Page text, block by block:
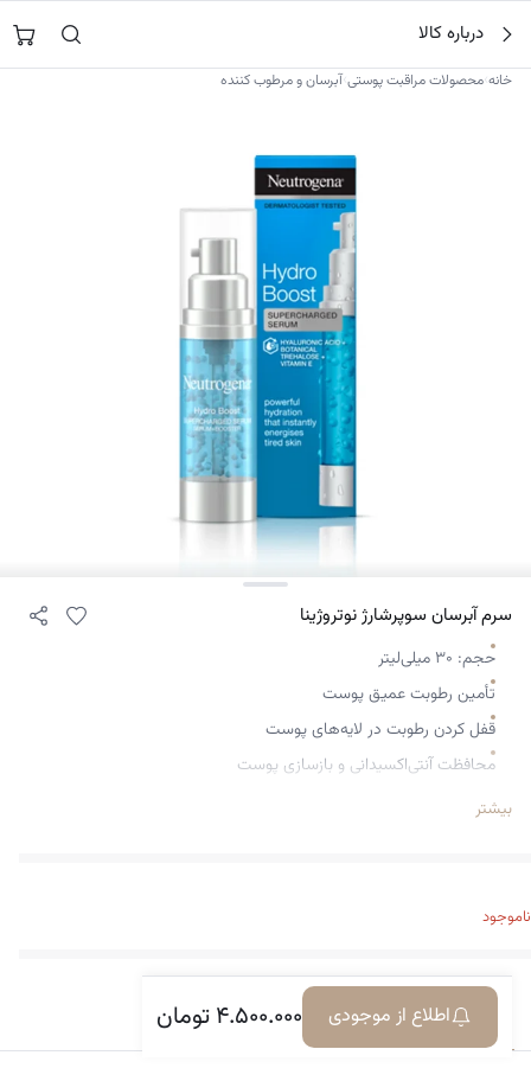
محتوا
جستجو در
درباره کالا
خانه›محصولات مراقبت پوستی›آبرسان و مرطوب کننده
سرم آبرسان سوپرشارژ نوتروژینا
حجم: ۳۰ میلی‌لیتر
تأمین رطوبت عمیق پوست
قفل کردن رطوبت در لایه‌های پوست
محافظت آنتی‌اکسیدانی و بازسازی پوست
آبرسانی قوی و طولانی‌مدت
مناسب برای همه نوع پوست
پوستی سالم، مرطوب، شاداب و درخشان با بافتی نرم و لطیف
بیشتر
ناموجود
۴.۵۰۰.۰۰۰تومان اطلاع از موجودیمعرفی کالا دیدگاه‌ها